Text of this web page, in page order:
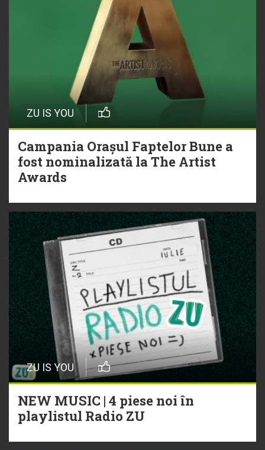
ZU IS YOU
Campania Orașul Faptelor Bune a
fost nominalizată la The Artist
Awards
ZU IS YOU
NEW MUSIC | 4 piese noi în
playlistul Radio ZU